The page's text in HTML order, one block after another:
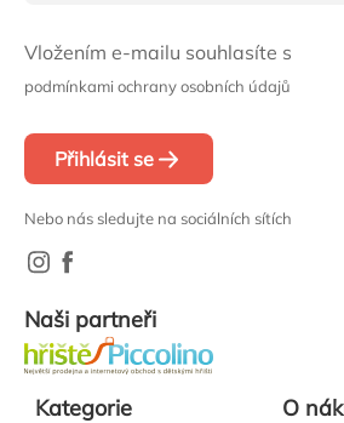
Vložením e-mailu souhlasíte s
podmínkami ochrany osobních údajů
Přihlásit se
Nebo nás sledujte na sociálních sítích
Naši partneři
Kategorie O